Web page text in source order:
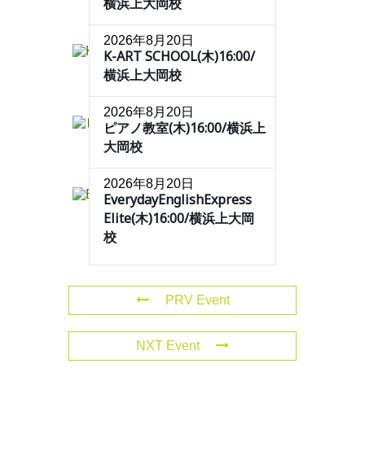
2026年8月20日
K-ART SCHOOL(木)16:00/
横浜上大岡校
2026年8月20日
ピアノ教室(木)16:00/横浜上
大岡校
2026年8月20日
EverydayEnglishExpress
Elite(木)16:00/横浜上大岡
校
PRV Event
NXT Event